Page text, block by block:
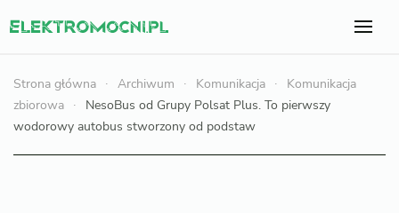
Strona główna Archiwum Komunikacja
Komunikacja
zbiorowa
NesoBus od Grupy Polsat Plus. To pierwszy
wodorowy autobus stworzony od podstaw